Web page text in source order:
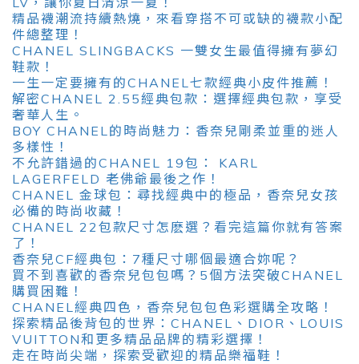
精品襪潮流持續熱燒，來看穿搭不可或缺的襪款小配
件總整理！
CHANEL SLINGBACKS 一雙女生最值得擁有夢幻
鞋款！
一生一定要擁有的CHANEL七款經典小皮件推薦！
解密CHANEL 2.55經典包款：選擇經典包款，享受
奢華人生。
BOY CHANEL的時尚魅力：香奈兒剛柔並重的迷人
多樣性！
不允許錯過的CHANEL 19包： KARL
LAGERFELD 老佛爺最後之作！
CHANEL 金球包：尋找經典中的極品，香奈兒女孩
必備的時尚收藏！
CHANEL 22包款尺寸怎麽選？看完這篇你就有答案
了！
香奈兒CF經典包：7種尺寸哪個最適合妳呢？
買不到喜歡的香奈兒包包嗎？5個方法突破CHANEL
購買困難！
CHANEL經典四色，香奈兒包包色彩選購全攻略！
探索精品後背包的世界：CHANEL、DIOR、LOUIS
VUITTON和更多精品品牌的精彩選擇！
走在時尚尖端，探索受歡迎的精品樂福鞋！